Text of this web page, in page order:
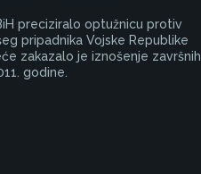
preciziralo optužnicu protiv
pripadnika Vojske Republike
zakazalo je iznošenje završnih
godine.